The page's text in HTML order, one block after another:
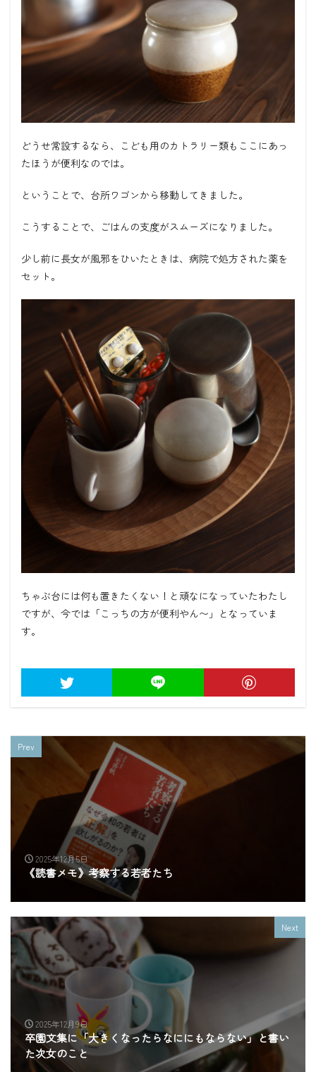
どうせ常設するなら、こども用のカトラリー類もここにあっ
たほうが便利なのでは。
ということで、台所ワゴンから移動してきました。
こうすることで、ごはんの支度がスムーズになりました。
少し前に長女が風邪をひいたときは、病院で処方された薬を
セット。
ちゃぶ台には何も置きたくない！と頑なになっていたわたし
ですが、今では「こっちの方が便利やん〜」となっていま
す。
Prev
2025年12月5日
《読書メモ》考察する若者たち
Next
2025年12月9日
卒園文集に「大きくなったらなににもならない」と書い
た次女のこと